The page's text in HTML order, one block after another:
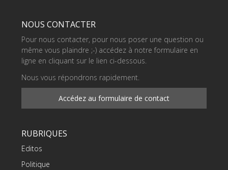
NOUS CONTACTER
Pour nous contacter, pour nous poser une question ou
même vous plaindre ;-) accédez à notre formulaire en
ligne en cliquant sur le lien ci-dessous.
Nous vous répondrons rapidement.
Accédez au formulaire de contact
RUBRIQUES
Editos
Politique